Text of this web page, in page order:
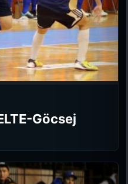
Göcsej